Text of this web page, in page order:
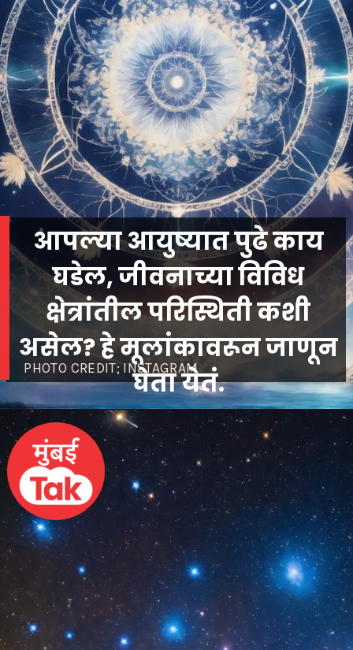
PHOTO CREDIT; INSTAGRAM
आपल्या आयुष्यात पुढे काय
घडेल, जीवनाच्या विविध
क्षेत्रांतील परिस्थिती कशी
असेल? हे मूलांकावरून जाणून
घेता येतं.